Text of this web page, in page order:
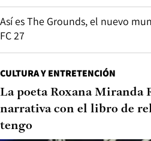
Así es The Grounds, el nuevo
FC 27
CULTURA Y ENTRETENCIÓN
La poeta Roxana Miranda
narrativa con el libro de
tengo